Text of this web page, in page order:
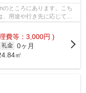
ところにあります。こち
、用途や行き先に応じて使
費等：3,000円 )
礼金 0ヶ月
㎡